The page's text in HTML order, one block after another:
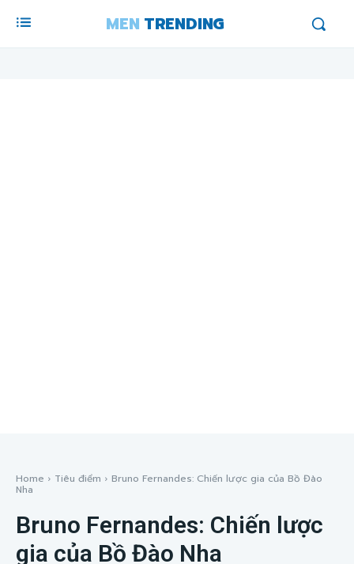
MEN TRENDING
Home Tiêu điểm Bruno Fernandes: Chiến lược gia của Bồ Đào
Nha
Bruno Fernandes: Chiến lược
gia của Bồ Đào Nha